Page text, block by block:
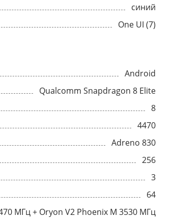
синий
One UI (7)
Android
Qualcomm Snapdragon 8 Elite
8
4470
Adreno 830
256
3
64
МГц + Oryon V2 Phoenix M 3530 МГц